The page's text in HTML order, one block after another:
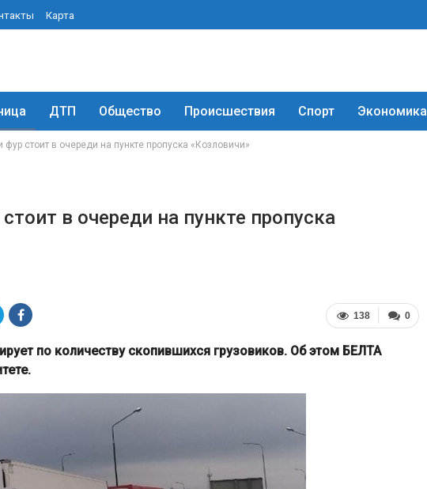
Карта
ДТП Общество Происшествия Спорт Экономика
фур стоит в очереди на пункте пропуска «Козловичи»
в очереди на пункте пропуска
0
138
по количеству скопившихся грузовиков. Об этом БЕЛТА